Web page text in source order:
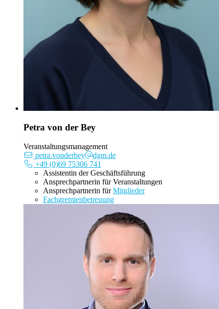
Petra von der Bey
Veranstaltungsmanagement
petra.vonderbey
dgm.de
+49 (0)69 75306 741
Assistentin der Geschäftsführung
Ansprechpartnerin für Veranstaltungen
Ansprechpartnerin fürMitglieder
Fachgremienbetreuung